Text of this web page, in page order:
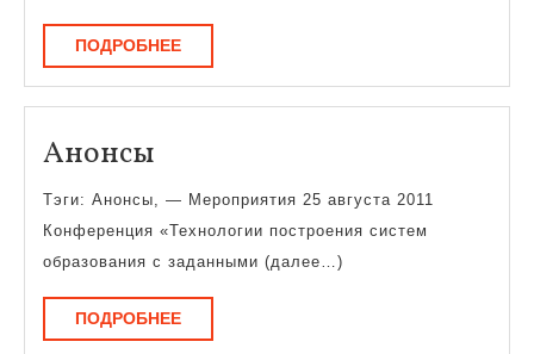
ПОДРОБНЕЕПОДРОБНЕЕ
Анонсы
Тэги: Анонсы, — Мероприятия 25 августа 2011
Конференция «Технологии построения систем
образования с заданными (далее…)
ПОДРОБНЕЕПОДРОБНЕЕ